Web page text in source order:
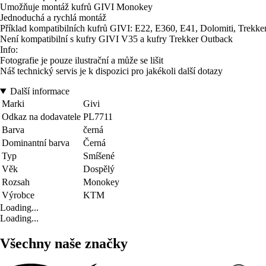
Umožňuje montáž kufrů GIVI Monokey
Jednoduchá a rychlá montáž
Příklad kompatibilních kufrů GIVI: E22, E360, E41, Dolomiti,
Není kompatibilní s kufry GIVI V35 a kufry Trekker Outback
Info:
Fotografie je pouze ilustrační a může se lišit
Náš technický servis je k dispozici pro jakékoli další dotazy
Další informace
Marki
Givi
Odkaz na dodavatele PL7711
Barva
černá
Dominantní barva
Černá
Typ
Smíšené
Věk
Dospělý
Rozsah
Monokey
Výrobce
KTM
Loading...
Loading...
Všechny naše značky